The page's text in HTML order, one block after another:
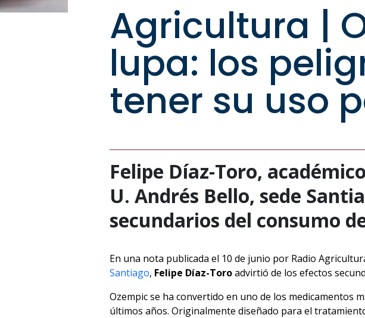
Agricultura |
lupa: los
tener su uso
Felipe Díaz-Toro,
U. Andrés Bello, sede
secundarios del consumo
En una nota publicada el 10 de junio por Radio
Santiago, Felipe Díaz-Toroadvirtió de los efectos
Ozempic se ha convertido en uno de los medicamentos
últimos años. Originalmente diseñado para el